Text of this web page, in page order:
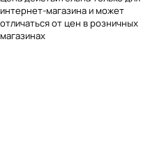
интернет-магазина и может
отличаться от цен в розничных
магазинах